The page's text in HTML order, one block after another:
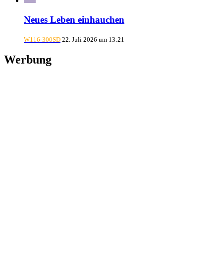
Neues Leben einhauchen
W116-300SD 22. Juli 2026 um 13:21
Werbung